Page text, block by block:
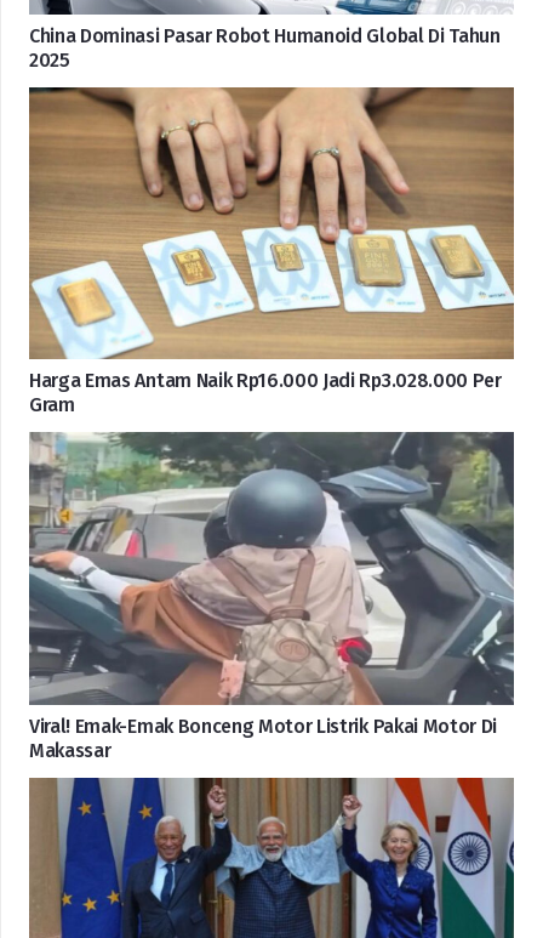
China Dominasi Pasar Robot Humanoid Global Di Tahun
2025
Harga Emas Antam Naik Rp16.000 Jadi Rp3.028.000 Per
Gram
Viral! Emak-Emak Bonceng Motor Listrik Pakai Motor Di
Makassar